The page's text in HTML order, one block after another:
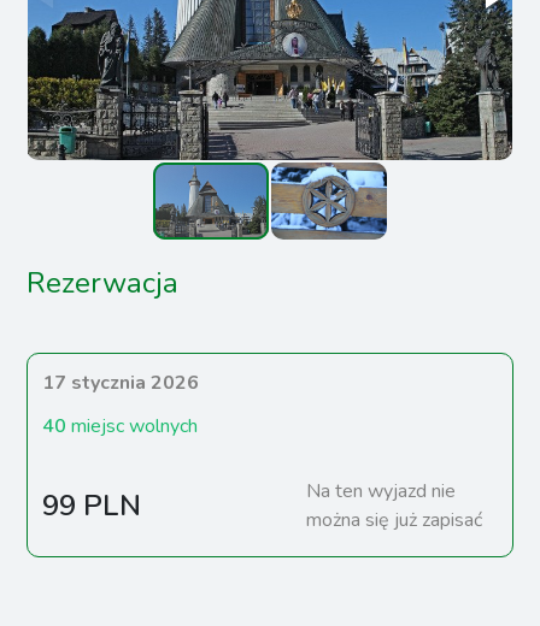
Rezerwacja
17 stycznia 2026
40 miejsc wolnych
99 PLN
Na ten wyjazd nie
można się już zapisać